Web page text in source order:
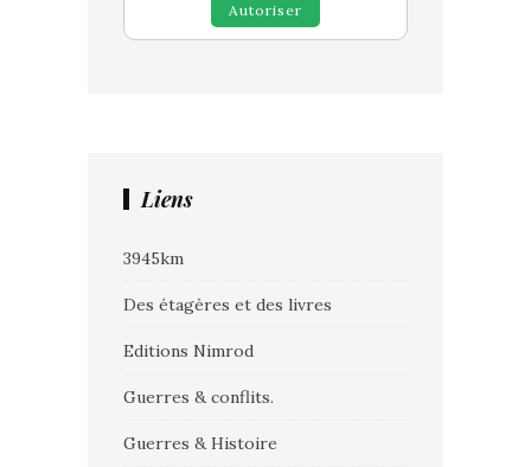
Autoriser
Liens
3945km
Des étagères et des livres
Editions Nimrod
Guerres & conflits.
Guerres & Histoire